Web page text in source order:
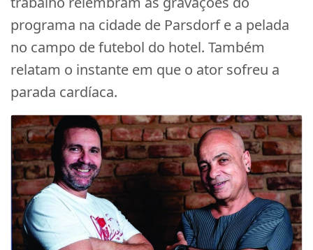
programa na cidade de Parsdorf e a pelada
no campo de futebol do hotel. Também
relatam o instante em que o ator sofreu a
parada cardíaca.